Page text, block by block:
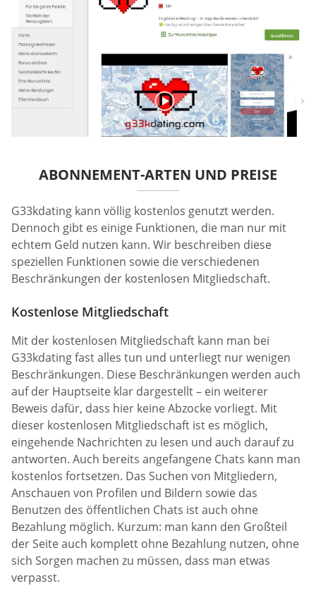
ABONNEMENT-ARTEN UND PREISE
G33kdating kann völlig kostenlos genutzt werden.
Dennoch gibt es einige Funktionen, die man nur mit
echtem Geld nutzen kann. Wir beschreiben diese
speziellen Funktionen sowie die verschiedenen
Beschränkungen der kostenlosen Mitgliedschaft.
Kostenlose Mitgliedschaft
Mit der kostenlosen Mitgliedschaft kann man bei
G33kdating fast alles tun und unterliegt nur wenigen
Beschränkungen. Diese Beschränkungen werden auch
auf der Hauptseite klar dargestellt – ein weiterer
Beweis dafür, dass hier keine Abzocke vorliegt. Mit
dieser kostenlosen Mitgliedschaft ist es möglich,
eingehende Nachrichten zu lesen und auch darauf zu
antworten. Auch bereits angefangene Chats kann man
kostenlos fortsetzen. Das Suchen von Mitgliedern,
Anschauen von Profilen und Bildern sowie das
Benutzen des öffentlichen Chats ist auch ohne
Bezahlung möglich. Kurzum: man kann den Großteil
der Seite auch komplett ohne Bezahlung nutzen, ohne
sich Sorgen machen zu müssen, dass man etwas
verpasst.